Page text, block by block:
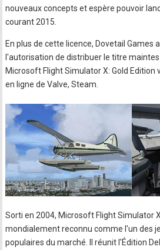
nouveaux concepts et espère pouvoir
courant 2015.
En plus de cette licence, Dovetail Games
l'autorisation de distribuer le titre
Microsoft Flight Simulator X: Gold
en ligne de Valve, Steam.
Sorti en 2004, Microsoft Flight Simulator
mondialement reconnu comme l'un des
populaires du marché. Il réunit l'Édition